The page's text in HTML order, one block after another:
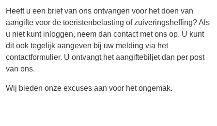
Heeft u een brief van ons ontvangen voor het doen van
aangifte voor de toeristenbelasting of zuiveringsheffing? Als
u niet kunt inloggen, neem dan contact met ons op. U kunt
dit ook tegelijk aangeven bij uw melding via het
contactformulier. U ontvangt het aangiftebiljet dan per post
van ons.
Wij bieden onze excuses aan voor het ongemak.